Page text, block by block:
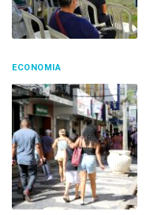
ECONOMIA